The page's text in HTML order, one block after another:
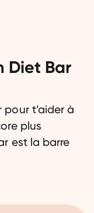
Diet Bar
pour t’aider à
plus
est la barre